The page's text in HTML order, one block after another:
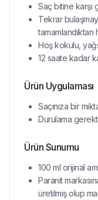
Saç bitine karşı
Tekrar
tamamlandıktan
Hoş kokulu,
12 saate kadar
Ürün Uygulaması
Saçınıza bir
Durulama
Ürün Sunumu
100 ml orijinal
Paranit
üretilmiş olup